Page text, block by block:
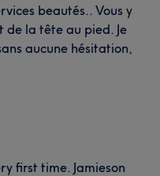
beautés.. Vous y
de la tête au pied. Je
aucune hésitation,
first time. Jamieson